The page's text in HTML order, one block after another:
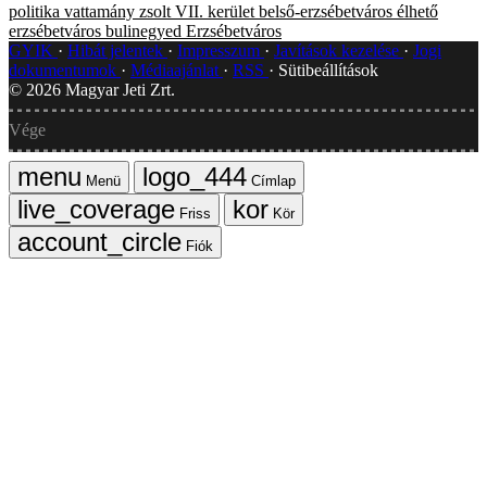
politika vattamány zsolt VII. kerület belső-erzsébetváros élhető
erzsébetváros bulinegyed Erzsébetváros
GYIK
Hibát jelentek Impresszum Javítások kezelése
Jogi
dokumentumok
Médiaajánlat RSS
Sütibeállítások
© 2026 Magyar Jeti Zrt.
Vége
Menü
Címlap
Friss
Kör
Fiók